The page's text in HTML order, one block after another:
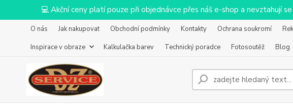
💻 Akční ceny platí pouze při objednávce přes náš e-shop a nevztahují
O nás Jak nakupovat Obchodní podmínky Kontakty Ochrana soukromí
Inspirace v obraze
Kalkulačka barev Technický poradce Fotosoutěž Blog